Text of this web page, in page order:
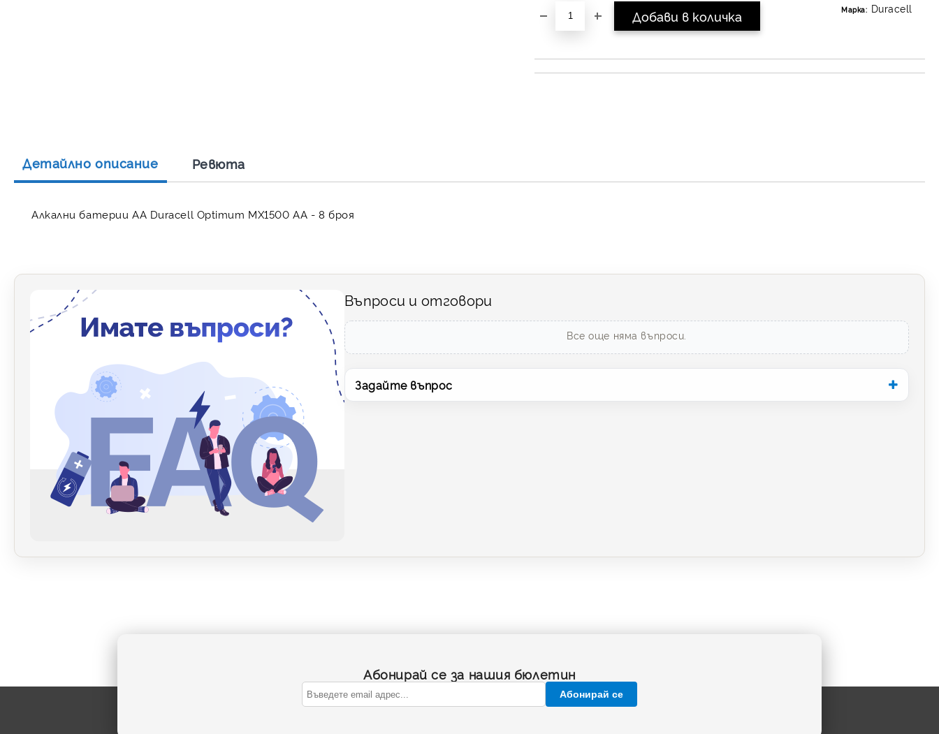
Марка: Duracell
Детайлно описание Ревюта
Алкални батерии АА Duracell Optimum MX1500 AA - 8 броя
Въпроси и отговори
Все още няма въпроси.
Задайте въпрос
Абонирай се за нашия бюлетин
Абонирай се